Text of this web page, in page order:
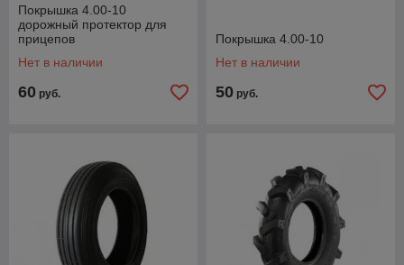
Покрышка 4.00-10
дорожный протектор для
прицепов
Нет в наличии
60 руб.
Покрышка 4.00-10
Нет в наличии
50 руб.